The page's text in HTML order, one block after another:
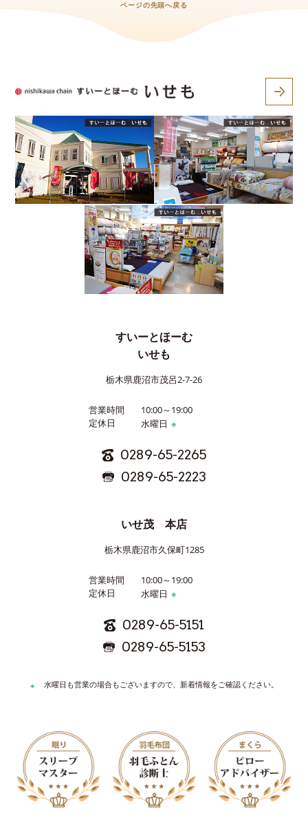
ページの先頭へ戻る
すいーとほーむ
いせも
栃木県鹿沼市茂呂2-7-26
営業時間
10:00～19:00
定休日
水曜日 ※
0289-65-2265
0289-65-2223
いせ茂 本店
栃木県鹿沼市久保町1285
営業時間
10:00～19:00
定休日
水曜日 ※
0289-65-5151
0289-65-5153
水曜日も営業の場合もございますので、新着情報をご確認ください。